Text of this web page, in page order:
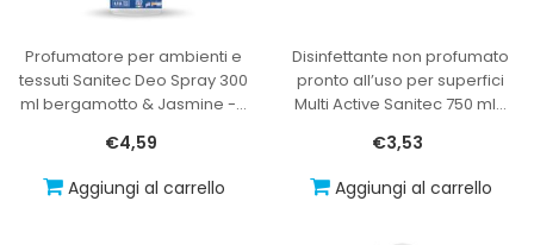
Profumatore per ambienti e
tessuti Sanitec Deo Spray 300
ml bergamotto & Jasmine -…
€4,59
Aggiungi al carrello
Disinfettante non profumato
pronto all’uso per superfici
Multi Active Sanitec 750 ml…
€3,53
Aggiungi al carrello